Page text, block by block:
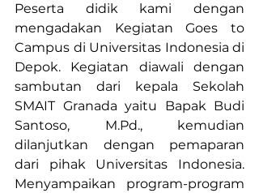
Peserta didik kami dengan
mengadakan Kegiatan Goes to
Campus di Universitas Indonesia di
Depok. Kegiatan diawali dengan
sambutan dari kepala Sekolah
SMAIT Granada yaitu Bapak Budi
Santoso, M.Pd., kemudian
dilanjutkan dengan pemaparan
dari pihak Universitas Indonesia.
Menyampaikan program-program